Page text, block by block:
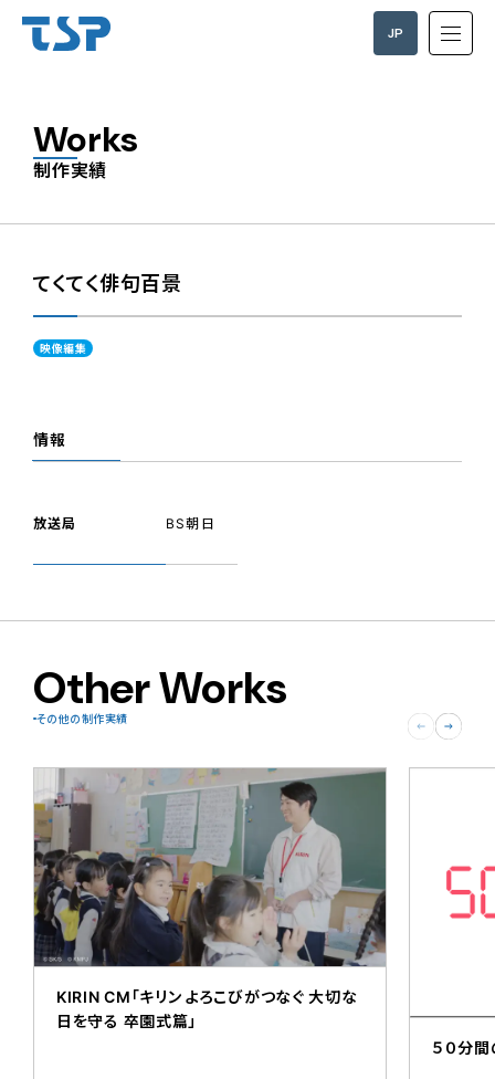
JP
Works
制作実績
てくてく俳句百景
映像編集
情報
放送局 BS朝日
Other Works
その他の制作実績
KIRIN CM「キリン よろこびがつなぐ 大切な
日を守る 卒園式篇」
５０分